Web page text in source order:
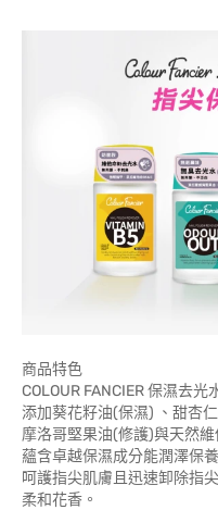
商品特色
COLOUR FANCIER 保濕去光
添加葵花籽油(保濕) 、甜杏
摩洛哥堅果油(修護)與天然維
蘊含卓越保濕成分能潤澤保
呵護指尖肌膚且迅速卸除指
柔和花香。